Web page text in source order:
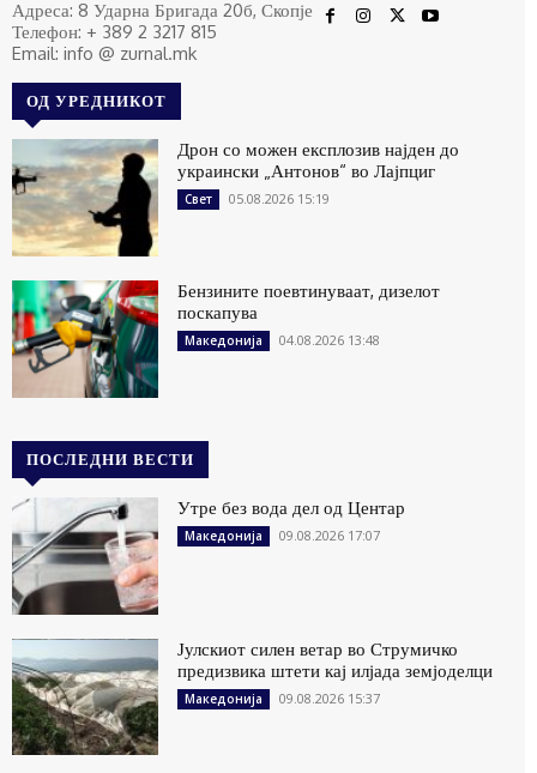
Адреса: 8 Ударна Бригада 20б, Скопје
Телефон: + 389 2 3217 815
Email: info @ zurnal.mk
ОД УРЕДНИКОТ
Дрон со можен експлозив најден до
украински „Антонов“ во Лајпциг
Свет 05.08.2026 15:19
Бензините поевтинуваат, дизелот
поскапува
Македонија 04.08.2026 13:48
ПОСЛЕДНИ ВЕСТИ
Утре без вода дел од Центар
Македонија 09.08.2026 17:07
Јулскиот силен ветар во Струмичко
предизвика штети кај илјада земјоделци
Македонија 09.08.2026 15:37